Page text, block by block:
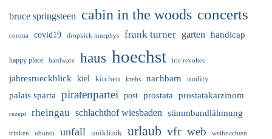
bruce springsteen cabin in the woods concerts
corona covid19 dropkick murphys frank turner garten handicap
happy place hardware haus hoechst irie revoltes
jahresrueckblick kiel kitchen krebs nachbarn nudity
palais sparta piratenpartei post prostata prostatakarzinom
rezept rheingau schlachthof wiesbaden stimmbandlähmung
trinken ubuntu unfall uniklinik urlaub vfr web weihnachten